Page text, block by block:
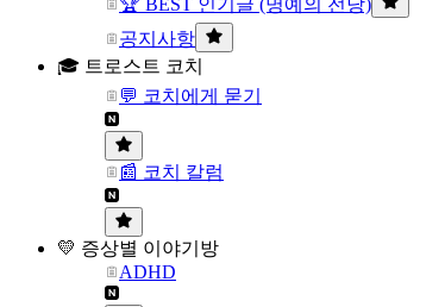
🏆 BEST 인기글 (명예의 전당)
공지사항
🎓 트로스트 코치
💬 코치에게 묻기
📰 코치 칼럼
💛 증상별 이야기방
ADHD